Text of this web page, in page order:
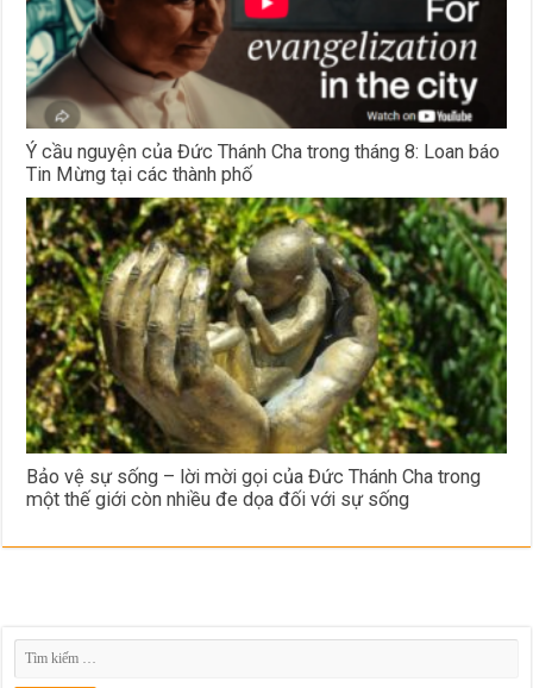
Ý cầu nguyện của Đức Thánh Cha trong tháng 8: Loan báo
Tin Mừng tại các thành phố
Bảo vệ sự sống – lời mời gọi của Đức Thánh Cha trong
một thế giới còn nhiều đe dọa đối với sự sống